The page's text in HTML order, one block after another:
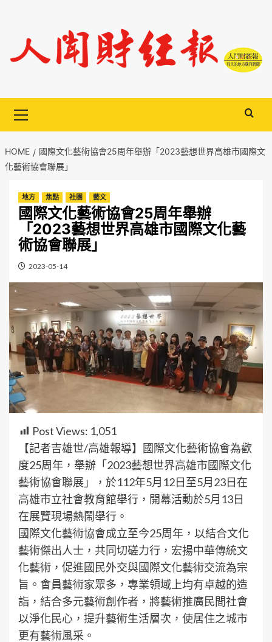
content
Menu
HOME
國際文化藝術協會25周年舉辦「2023藝想世界高雄市國際文
化藝術協會聯展」
地方 焦點 社團 藝文
國際文化藝術協會25周年舉辦
「2023藝想世界高雄市國際文化藝
術協會聯展」
2023-05-14
Post Views: 1,051
【記者吉雄世/高雄報導】國際文化藝術協會為歡
度25周年，舉辦「2023藝想世界高雄市國際文化
藝術協會聯展」，於112年5月12日至5月23日在
高雄市立社會教育館舉行，開幕活動於5月13日
在展覽現場熱鬧舉行。
國際文化藝術協會成立至今25周年，以結合文化
藝術傑出人士，共同切磋力行，宏揚中華傳統文
化藝術，促進國民外交與國際文化藝術交流為宗
旨。會員藝術家眾多，專業領域上均有卓越的造
詣，結合多元藝術創作者，將藝術推廣民間社會
以淨化民心，提升藝術生活層次，使居住之城市
更有藝術風采。